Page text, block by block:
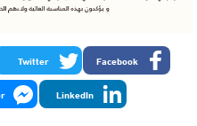
Facebook
Twitter
LinkedIn